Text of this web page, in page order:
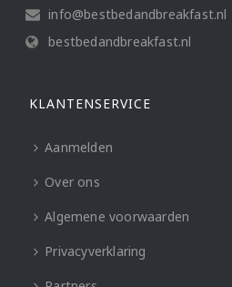
info@bestbedandbreakfast.nl
bestbedandbreakfast.nl
KLANTENSERVICE
Aanmelden
Over ons
Algemene voorwaarden
Privacyverklaring